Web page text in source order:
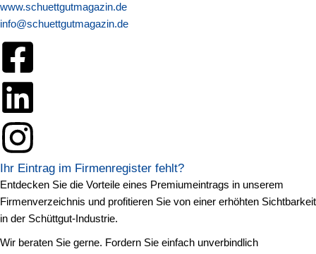
www.schuettgutmagazin.de
info@schuettgutmagazin.de
Ihr Eintrag im Firmenregister fehlt?
Entdecken Sie die Vorteile eines Premiumeintrags in unserem
Firmenverzeichnis und profitieren Sie von einer erhöhten Sichtbarkeit
in der Schüttgut-Industrie.
Wir beraten Sie gerne. Fordern Sie einfach unverbindlich